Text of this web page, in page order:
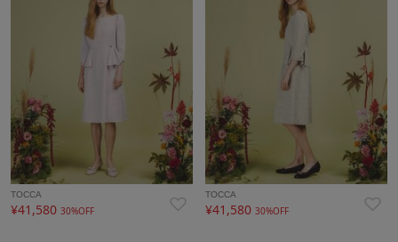
TOCCA
¥41,580 30%OFF
TOCCA
¥41,58030%OFF